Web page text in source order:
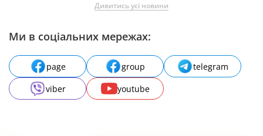
Дивитись усі новини
Ми в соціальних мережах:
page group
telegram
viber
youtube